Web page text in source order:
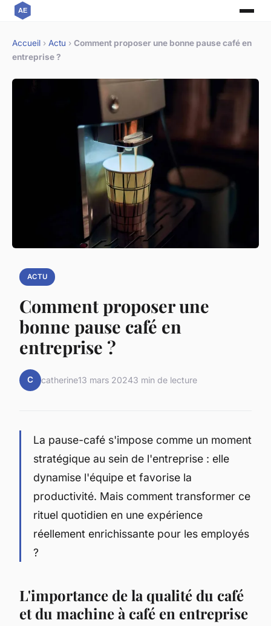
Accueil › Actu › Comment proposer une bonne pause café en
entreprise ?
ACTU
Comment proposer une
bonne pause café en
entreprise ?
C catherine13 mars 20243 min de lecture
La pause-café s'impose comme un moment
stratégique au sein de l'entreprise : elle
dynamise l'équipe et favorise la
productivité. Mais comment transformer ce
rituel quotidien en une expérience
réellement enrichissante pour les employés
?
L'importance de la qualité du café
et du machine à café en entreprise